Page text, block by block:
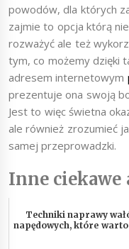
powodów, dla których
zajmie to opcja którą
rozważyć ale też
tym, co możemy dzięki
adresem internetowym
prezentuje ona swoją
Jest to więc świetna
ale również zrozumieć
samej przeprowadzki.
Inne ciekawe
Techniki naprawy
napędowych, które warto